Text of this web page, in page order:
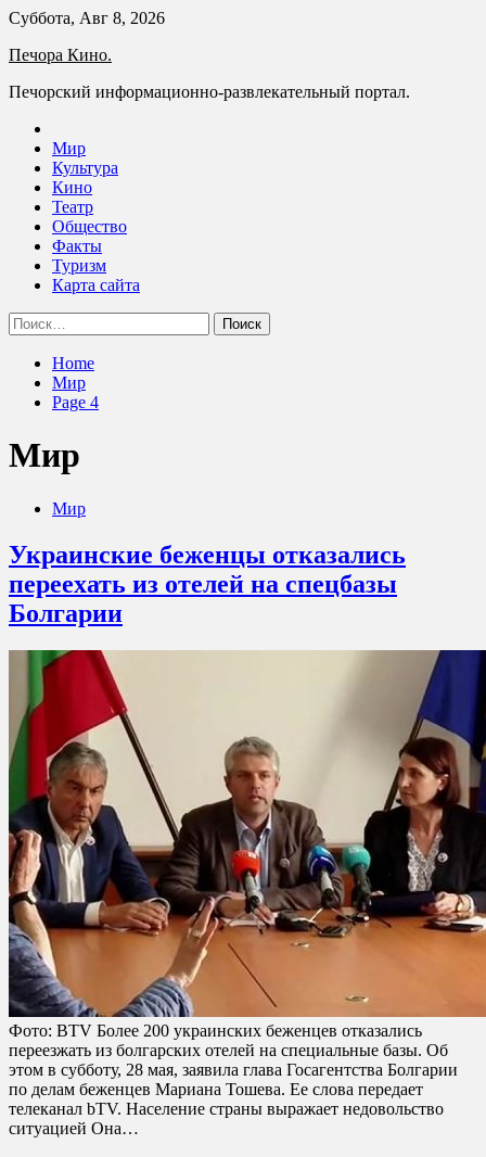
Skip
content
Суббота, Авг 8, 2026
Печора Кино.
Печорский информационно-развлекательный портал.
Мир
Культура
Кино
Театр
Общество
Факты
Туризм
Карта сайта
Найти:
Home
Мир
Page 4
Мир
Мир
Украинские беженцы отказались
переехать из отелей на спецбазы
Болгарии
Фото: BTV Более 200 украинских беженцев отказались
переезжать из болгарских отелей на специальные базы. Об
этом в субботу, 28 мая, заявила глава Госагентства Болгарии
по делам беженцев Мариана Тошева. Ее слова передает
телеканал bTV. Население страны выражает недовольство
ситуацией Она…